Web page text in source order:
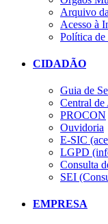
Arquivo
Acesso à
Política de
CIDADÃO
Guia de
Central de
PROCON
Ouvidoria
E-SIC
LGPD
Consulta
SEI
EMPRESA